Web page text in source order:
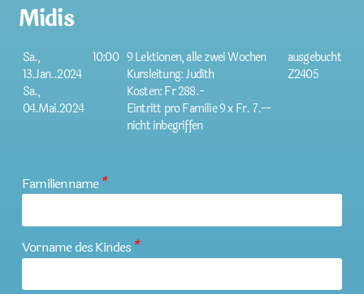
Midis
Sa.,
13.Jan..2024
Sa.,
04.Mai.2024
10:00 9 Lektionen, alle zwei Wochen
Kursleitung: Judith
Kosten: Fr 288.-
Eintritt pro Familie 9 x Fr. 7.--
nicht inbegriffen
ausgebucht
Z2405
Familienname*
Vorname des Kindes *